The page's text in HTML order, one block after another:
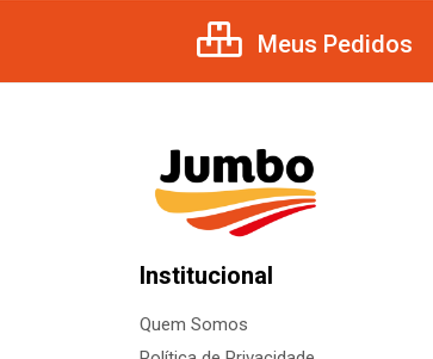
Meus Pedidos
Institucional
Quem Somos